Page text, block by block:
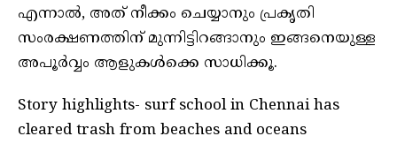
എന്നാൽ, അത് നീക്കം ചെയ്യാനും പ്രകൃതി
സംരക്ഷണത്തിന് മുന്നിട്ടിറങ്ങാനും ഇങ്ങനെയുള്ള
അപൂർവ്വം ആളുകൾക്കെ സാധിക്കൂ.
Story highlights- surf school in Chennai has
cleared trash from beaches and oceans